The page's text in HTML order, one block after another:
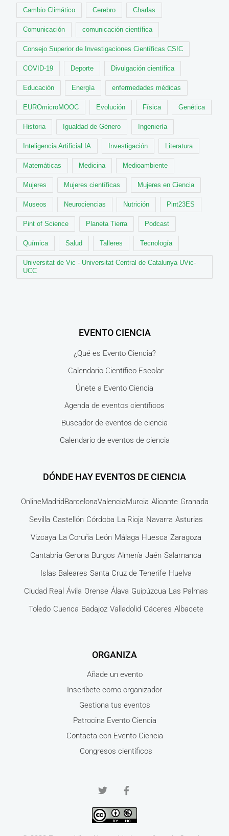
Cambio Climático Cerebro Charlas
Comunicación comunicación científica
Consejo Superior de Investigaciones Científicas CSIC
COVID-19 Deporte Divulgación científica
Educación Energía enfermedades médicas
EUROmicroMOOC Evolución Física Genética
Historia Igualdad de Género Ingeniería
Inteligencia Artificial IA Investigación Literatura
Matemáticas Medicina Medioambiente
Mujeres Mujeres científicas Mujeres en Ciencia
Museos Neurociencias Nutrición Pint23ES
Pint of Science Planeta Tierra Podcast
Química Salud Talleres Tecnología
Universitat de Vic - Universitat Central de Catalunya UVic-
UCC
EVENTO CIENCIA
¿Qué es Evento Ciencia?
Calendario Científico Escolar
Únete a Evento Ciencia
Agenda de eventos científicos
Buscador de eventos de ciencia
Calendario de eventos de ciencia
DÓNDE HAY EVENTOS DE CIENCIA
OnlineMadridBarcelonaValenciaMurcia Alicante Granada
Sevilla Castellón Córdoba La Rioja Navarra Asturias
Vizcaya La Coruña León Málaga Huesca Zaragoza
Cantabria Gerona Burgos Almería Jaén Salamanca
Islas Baleares Santa Cruz de Tenerife Huelva
Ciudad Real Ávila Orense Álava Guipúzcua Las Palmas
Toledo Cuenca Badajoz Valladolid Cáceres Albacete
ORGANIZA
Añade un evento
Inscríbete como organizador
Gestiona tus eventos
Patrocina Evento Ciencia
Contacta con Evento Ciencia
Congresos científicos